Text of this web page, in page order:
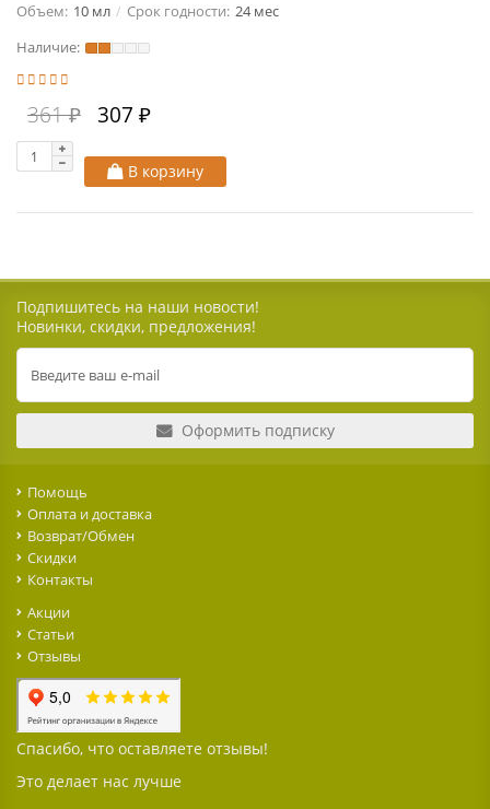
Объем: 10 мл Срок годности: 24 мес
Наличие:
361 ₽ 307 ₽
В корзину
Подпишитесь на наши новости!
Новинки, скидки, предложения!
Оформить подписку
Помощь
Оплата и доставка
Возврат/Обмен
Скидки
Контакты
Акции
Статьи
Отзывы
Спасибо, что оставляете отзывы!
Это делает нас лучше